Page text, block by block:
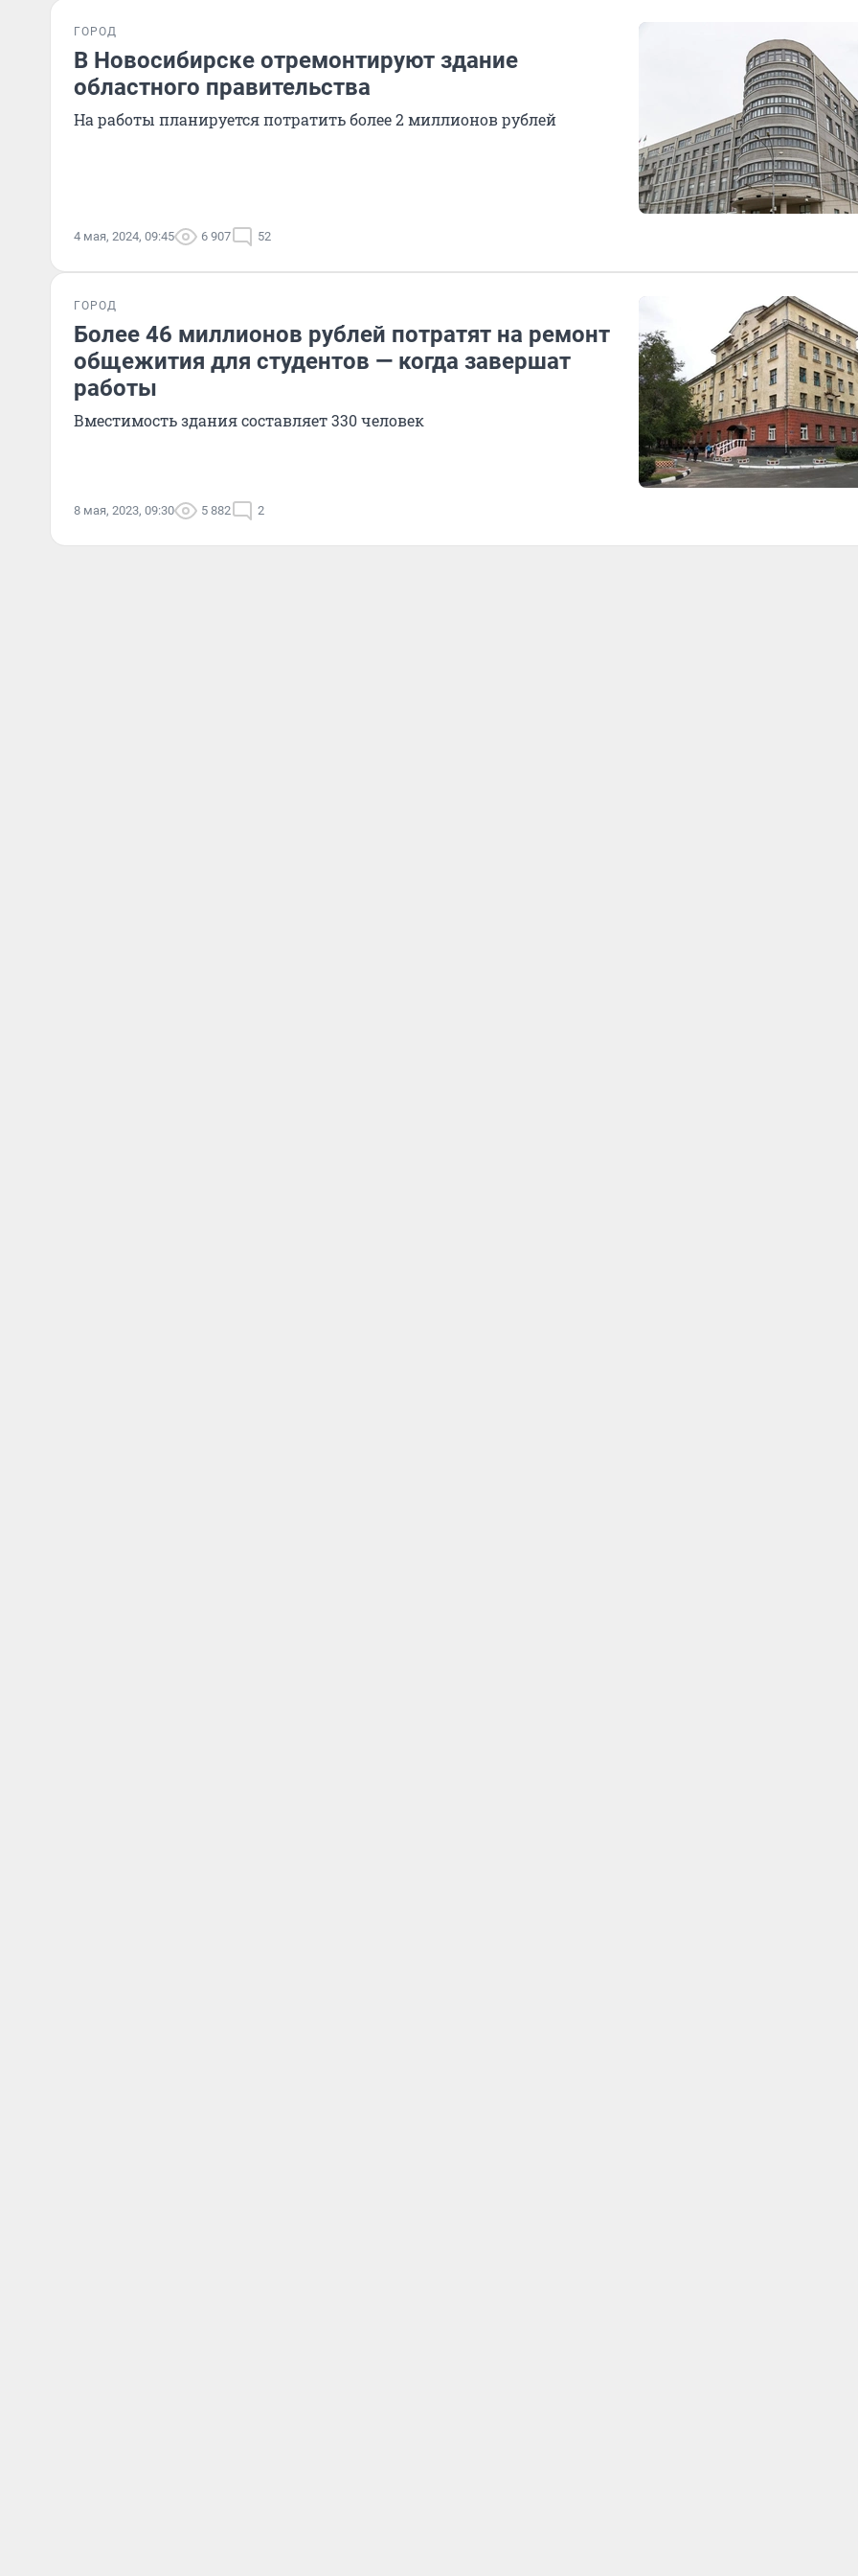
ГОРОД
В Новосибирске отремонтируют здание
областного правительства
На работы планируется потратить более 2 миллионов рублей
4 мая, 2024, 09:45 6 907 52
ГОРОД
Более 46 миллионов рублей потратят на ремонт
общежития для студентов — когда завершат
работы
Вместимость здания составляет 330 человек
8 мая, 2023, 09:30 5 882 2